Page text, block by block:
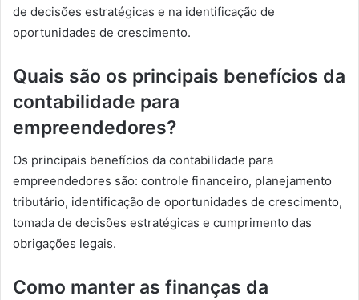
de decisões estratégicas e na identificação de
oportunidades de crescimento.
Quais são os principais benefícios da
contabilidade para
empreendedores?
Os principais benefícios da contabilidade para
empreendedores são: controle financeiro, planejamento
tributário, identificação de oportunidades de crescimento,
tomada de decisões estratégicas e cumprimento das
obrigações legais.
Como manter as finanças da